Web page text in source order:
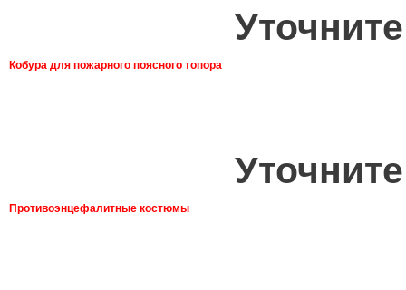
Кобура для пожарного поясного топора
Противоэнцефалитные костюмы